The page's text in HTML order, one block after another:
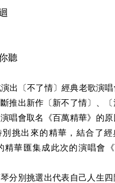
聽
出〔不了情〕經典老歌演唱
推出新作〔新不了情〕、
唱會取名《百萬精華》的
別挑出來的精華，結合了
精華匯集成此次的演唱會
分別挑選出代表自己人生